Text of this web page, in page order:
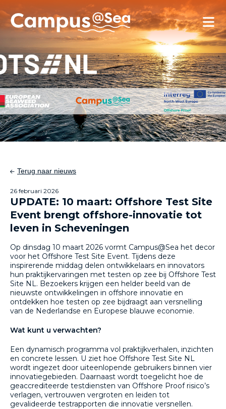
Terug naar nieuws
26 februari 2026
UPDATE: 10 maart: Offshore Test Site
Event brengt offshore-innovatie tot
leven in Scheveningen
Op dinsdag 10 maart 2026 vormt Campus@Sea het decor
voor het Offshore Test Site Event. Tijdens deze
inspirerende middag delen ontwikkelaars en innovators
hun praktijkervaringen met testen op zee bij Offshore Test
Site NL. Bezoekers krijgen een helder beeld van de
nieuwste ontwikkelingen in offshore innovatie en
ontdekken hoe testen op zee bijdraagt aan versnelling
van de Nederlandse en Europese blauwe economie.
Wat kunt u verwachten?
Een dynamisch programma vol praktijkverhalen, inzichten
en concrete lessen. U ziet hoe Offshore Test Site NL
wordt ingezet door uiteenlopende gebruikers binnen vier
innovatiegebieden. Daarnaast wordt toegelicht hoe de
geaccrediteerde testdiensten van Offshore Proof risico’s
verlagen, vertrouwen vergroten en leiden tot
gevalideerde testrapporten die innovatie versnellen.